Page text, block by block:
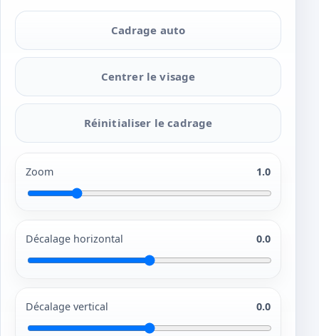
Cadrage auto
Centrer le visage
Réinitialiser le cadrage
Zoom 1.0
Décalage horizontal 0.0
Décalage vertical 0.0